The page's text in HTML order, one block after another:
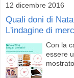
12 dicembre 2016
Quali doni di
L'indagine di
Con la
essere